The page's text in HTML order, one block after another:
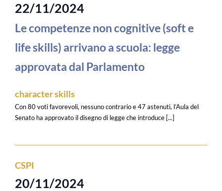
22/11/2024
Le competenze non cognitive (soft e
life skills) arrivano a scuola: legge
approvata dal Parlamento
character skills
Con 80 voti favorevoli, nessuno contrario e 47 astenuti, l’Aula del
Senato ha approvato il disegno di legge che introduce [...]
CSPI
20/11/2024